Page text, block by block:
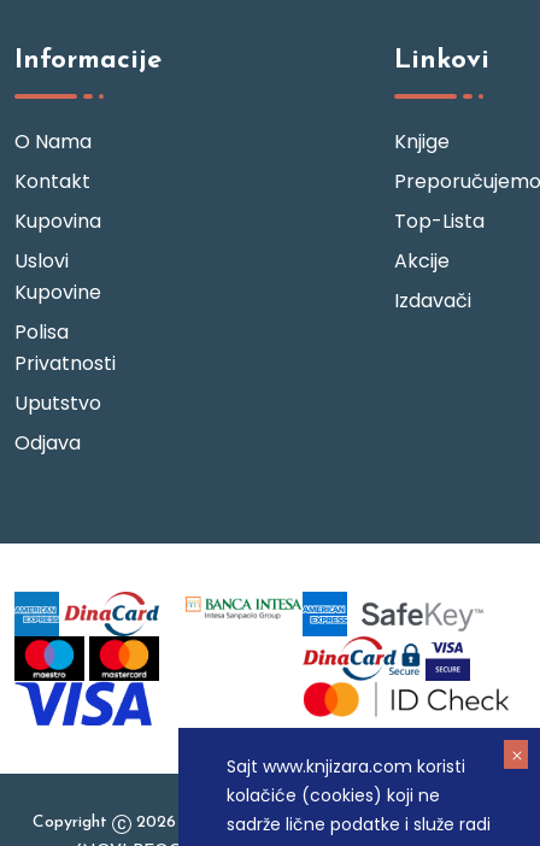
Sajt www.knjizara.com koristi
kolačiće (cookies) koji ne
sadrže lične podatke i služe radi
Informacije
O Nama
Kontakt
Kupovina
Uslovi
Kupovine
Polisa
Privatnosti
Uputstvo
Odjava
Linkovi
Knjige
Preporučujemo
Top-Lista
Akcije
Izdavači
Copyright
2026 Knjizara.com - MAKART DOO BEOGRAD